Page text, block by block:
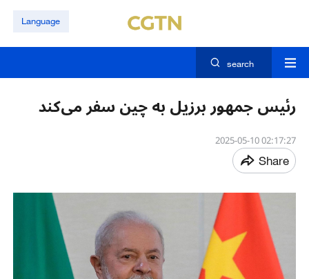
Language
search
رئیس جمهور برزیل به چین سفر می‌کند
02:17:27 2025-05-10
Share